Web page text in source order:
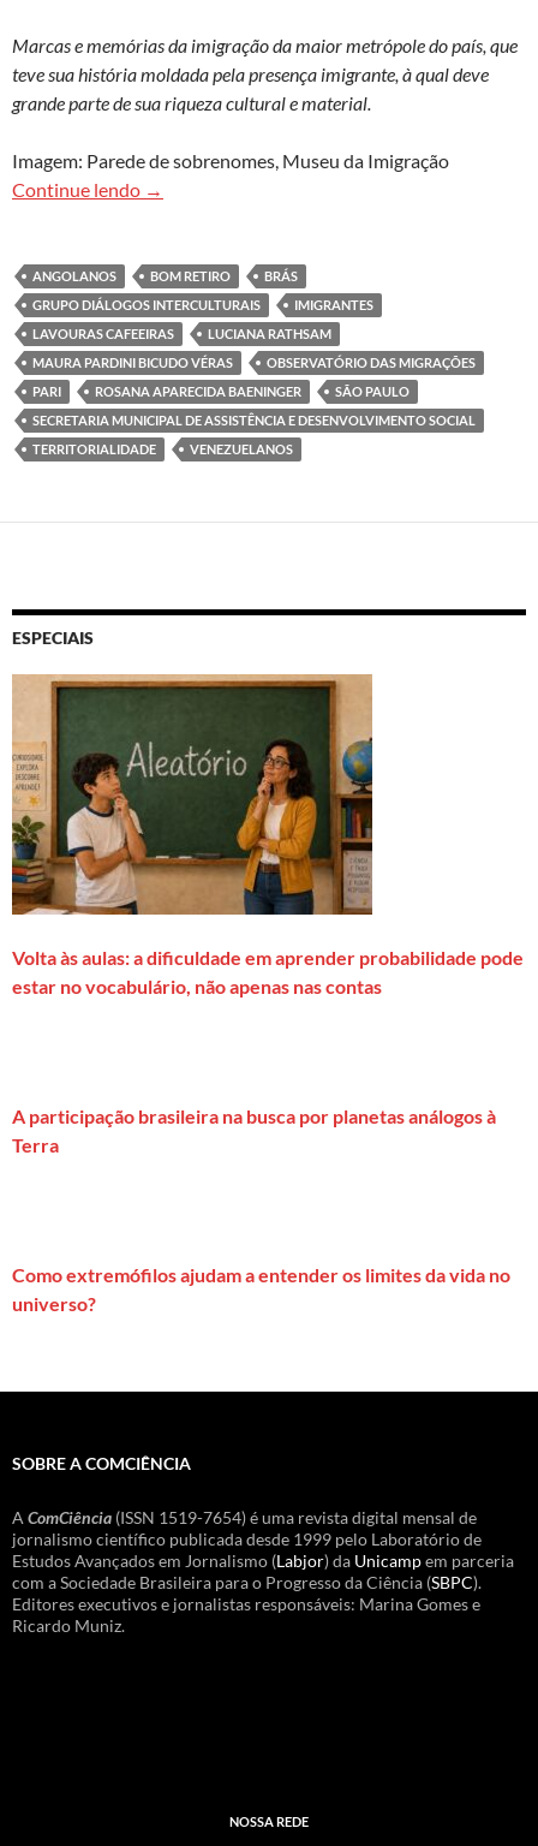
Marcas e memórias da imigração da maior metrópole do país, que
teve sua história moldada pela presença imigrante, à qual deve
grande parte de sua riqueza cultural e material.
Imagem: Parede de sobrenomes, Museu da Imigração
Continue lendo Destino: São Paulo
→
ANGOLANOS BOM RETIRO
BRÁS
GRUPO DIÁLOGOS INTERCULTURAIS
IMIGRANTES
LAVOURAS CAFEEIRAS
LUCIANA RATHSAM
MAURA PARDINI BICUDO VÉRAS
OBSERVATÓRIO DAS MIGRAÇÕES
PARI
ROSANA APARECIDA BAENINGER
SÃO PAULO
SECRETARIA MUNICIPAL DE ASSISTÊNCIA E DESENVOLVIMENTO SOCIAL
TERRITORIALIDADE
VENEZUELANOS
ESPECIAIS
Volta às aulas: a dificuldade em aprender probabilidade pode
estar no vocabulário, não apenas nas contas
A participação brasileira na busca por planetas análogos à
Terra
Como extremófilos ajudam a entender os limites da vida no
universo?
SOBRE A COMCIÊNCIA
A ComCiência (ISSN 1519-7654) é uma revista digital mensal de
jornalismo científico publicada desde 1999 pelo Laboratório de
Estudos Avançados em Jornalismo (Labjor) da Unicampem parceria
com a Sociedade Brasileira para o Progresso da Ciência (SBPC).
Editores executivos e jornalistas responsáveis: Marina Gomes e
Ricardo Muniz.
NOSSA REDE